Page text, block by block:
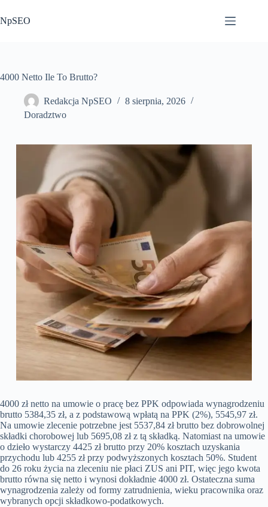
do
treści
NpSEO
4000 Netto Ile To Brutto?
Redakcja NpSEO
8 sierpnia, 2026
Doradztwo
4000 zł netto na umowie o pracę bez PPK odpowiada wynagrodzeniu
brutto 5384,35 zł, a z podstawową wpłatą na PPK (2%), 5545,97 zł.
Na umowie zlecenie potrzebne jest 5537,84 zł brutto bez dobrowolnej
składki chorobowej lub 5695,08 zł z tą składką. Natomiast na umowie
o dzieło wystarczy 4425 zł brutto przy 20% kosztach uzyskania
przychodu lub 4255 zł przy podwyższonych kosztach 50%. Student
do 26 roku życia na zleceniu nie płaci ZUS ani PIT, więc jego kwota
brutto równa się netto i wynosi dokładnie 4000 zł. Ostateczna suma
wynagrodzenia zależy od formy zatrudnienia, wieku pracownika oraz
wybranych opcji składkowo-podatkowych.